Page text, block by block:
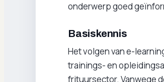
onderwerp goed
Basiskennis
Het volgen van e-
trainings- en
frituursector. Vanwege